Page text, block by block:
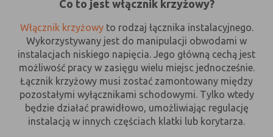
naszych serwisów internetowych pod względem ich
popularności wśród użytkowników. Zgromadzone
informacje są przetwarzane w formie zanonimizowanej.
Wyrażenie zgody na analityczne pliki cookies
gwarantuje dostępność wszystkich funkcjonalności.
najciekawsze informacje i aktualności na stronach
naszych partnerów.
Promocyjne pliki cookies służą do prezentowania Ci
naszych komunikatów na podstawie analizy Twoich
upodobań oraz Twoich zwyczajów dotyczących
przeglądanej witryny internetowej. Treści promocyjne
mogą pojawić się na stronach podmiotów trzecich lub
firm będących naszymi partnerami oraz innych
Więcej
Zapoznaj się z nasząPolityką cookiesorazPolityką prywatności
na:
A. Rodzaje cookies ze względu na niezbędność do
realizacji usługi
Rodzaj
Opis
Niezbędne
Są absolutnie niezbędne do prawidłowego
funkcjonowania witryny lub
Co to jest włącznik krzyżowy?
Włącznik krzyżowyto rodzaj łącznika instalacyjnego.
Wykorzystywany jest do manipulacji obwodami w
instalacjach niskiego napięcia. Jego główną cechą jest
możliwość pracy w zasięgu wielu miejsc jednocześnie.
Łącznik krzyżowy musi zostać zamontowany między
pozostałymi wyłącznikami schodowymi. Tylko wtedy
będzie działać prawidłowo, umożliwiając regulację
instalacją w innych częściach klatki lub korytarza.